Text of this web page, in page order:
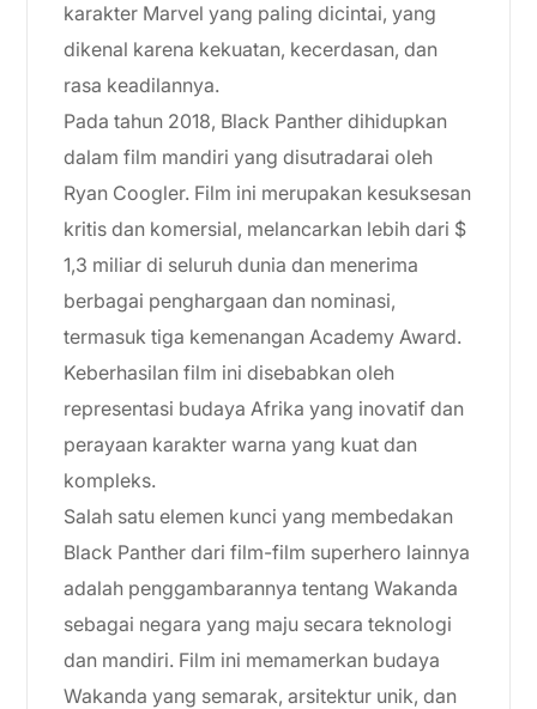
karakter Marvel yang paling dicintai, yang
dikenal karena kekuatan, kecerdasan, dan
rasa keadilannya.
Pada tahun 2018, Black Panther dihidupkan
dalam film mandiri yang disutradarai oleh
Ryan Coogler. Film ini merupakan kesuksesan
kritis dan komersial, melancarkan lebih dari $
1,3 miliar di seluruh dunia dan menerima
berbagai penghargaan dan nominasi,
termasuk tiga kemenangan Academy Award.
Keberhasilan film ini disebabkan oleh
representasi budaya Afrika yang inovatif dan
perayaan karakter warna yang kuat dan
kompleks.
Salah satu elemen kunci yang membedakan
Black Panther dari film-film superhero lainnya
adalah penggambarannya tentang Wakanda
sebagai negara yang maju secara teknologi
dan mandiri. Film ini memamerkan budaya
Wakanda yang semarak, arsitektur unik, dan